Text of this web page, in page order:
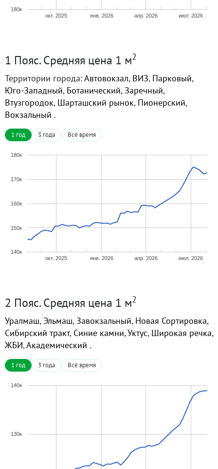
окт. 2025 янв. 2026 апр. 2026 июл. 2026
180к
1 Пояс. Средняя цена 1 м2
Территории города:Автовокзал, ВИЗ, Парковый,
Юго-Западный, Ботанический, Заречный,
Втузгородок, Шарташский рынок, Пионерский,
Вокзальный .
1 год 3 года Всё время
окт. 2025 янв. 2026 апр. 2026 июл. 2026
140к
150к
160к
170к
180к
2 Пояс. Средняя цена 1 м2
Уралмаш, Эльмаш, Завокзальный, Новая Сортировка,
Сибирский тракт, Синие камни,Уктус, Широкая речка,
ЖБИ,Академический .
1 год 3 года Всё время
130к
140к